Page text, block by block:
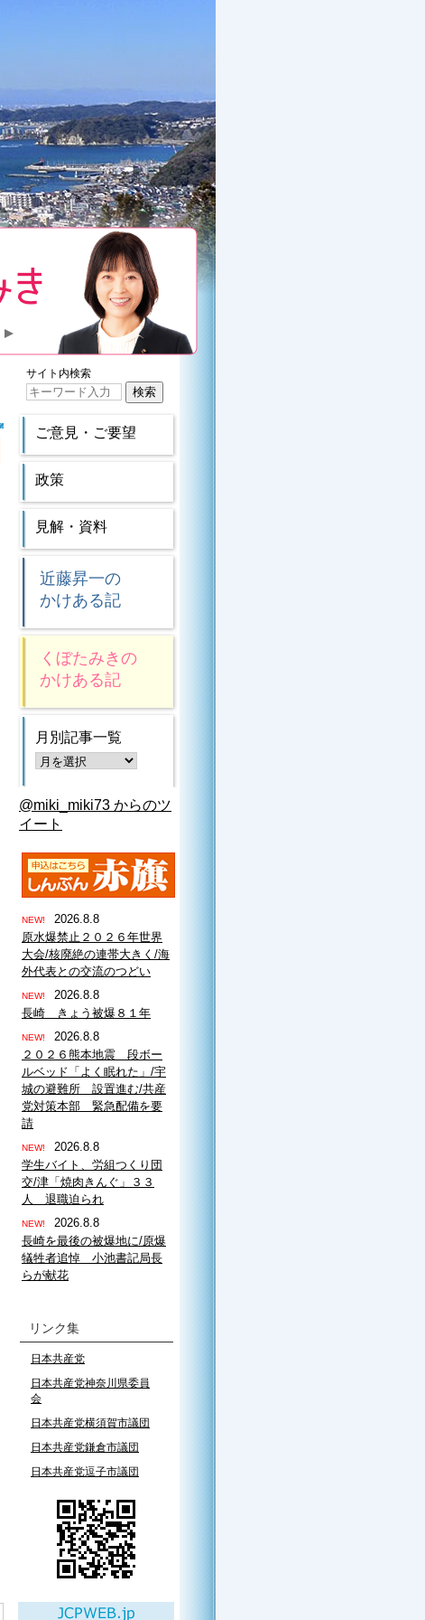
くぼたみきのプロフィール
サイト内検索
ご意見・ご要望
政策
見解・資料
近藤昇一の
かけある記
くぼたみきの
かけある記
月別記事一覧
@miki_miki73 からのツ
イート
NEW!
2026.8.8
原水爆禁止２０２６年世界
大会/核廃絶の連帯大きく/海
外代表との交流のつどい
NEW!
2026.8.8
長崎 きょう被爆８１年
NEW!
2026.8.8
２０２６熊本地震 段ボー
ルベッド「よく眠れた」/宇
城の避難所 設置進む/共産
党対策本部 緊急配備を要
請
NEW!
2026.8.8
学生バイト、労組つくり団
交/津「焼肉きんぐ」３３
人 退職迫られ
NEW!
2026.8.8
長崎を最後の被爆地に/原爆
犠牲者追悼 小池書記局長
らが献花
リンク集
日本共産党
日本共産党神奈川県委員
会
日本共産党横須賀市議団
日本共産党鎌倉市議団
日本共産党逗子市議団